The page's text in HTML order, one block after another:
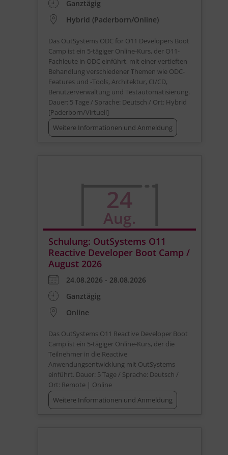
Ganztägig
Hybrid (Paderborn/Online)
Das OutSystems ODC for O11 Developers Boot
Camp ist ein 5-tägiger Online-Kurs, der O11-
Fachleute in ODC einführt, mit einer vertieften
Behandlung verschiedener Themen wie ODC-
Features und -Tools, Architektur, CI/CD,
Benutzerverwaltung und Testautomatisierung.
Dauer: 5 Tage / Sprache: Deutsch / Ort: Hybrid
[Paderborn/Virtuell]
Weitere Informationen und Anmeldung
24
Aug.
Schulung: OutSystems O11
Reactive Developer Boot Camp /
August 2026
24.08.2026 - 28.08.2026
Ganztägig
Online
Das OutSystems O11 Reactive Developer Boot
Camp ist ein 5-tägiger Online-Kurs, der die
Teilnehmer in die Reactive
Anwendungsentwicklung mit OutSystems
einführt. Dauer: 5 Tage / Sprache: Deutsch /
Ort: Remote | Online
Weitere Informationen und Anmeldung